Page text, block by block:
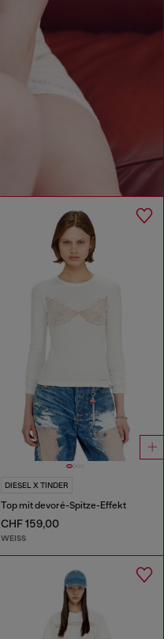
DIESEL X TINDER
Top mit devoré-Spitze-Effekt
CHF 159,00
WEISS